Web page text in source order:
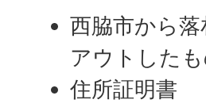
西脇市から
アウトした
住所証明書